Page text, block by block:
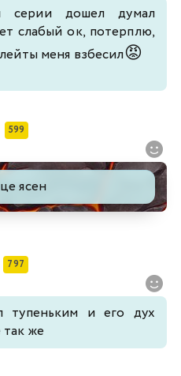
дошел думал
слабый ок, потерплю,
меня взбесил😡
599
ясен
797
тупеньким и его дух
же